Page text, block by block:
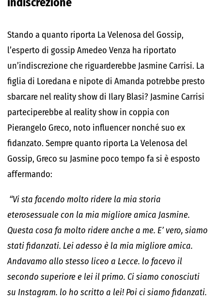
Stando a quanto riporta La Velenosa del Gossip,
l’esperto di gossip Amedeo Venza ha riportato
un’indiscrezione che riguarderebbe Jasmine Carrisi. La
figlia di Loredana e nipote di Amanda potrebbe presto
sbarcare nel reality show di Ilary Blasi? Jasmine Carrisi
parteciperebbe al reality show in coppia con
Pierangelo Greco, noto influencer nonché suo ex
fidanzato. Sempre quanto riporta La Velenosa del
Gossip, Greco su Jasmine poco tempo fa si è esposto
affermando:
“Vi sta facendo molto ridere la mia storia
eterosessuale con la mia migliore amica Jasmine.
Questa cosa fa molto ridere anche a me. E’ vero, siamo
stati fidanzati. Lei adesso è la mia migliore amica.
Andavamo allo stesso liceo a Lecce. lo facevo il
secondo superiore e lei il primo. Ci siamo conosciuti
su Instagram. lo ho scritto a lei! Poi ci siamo fidanzati.